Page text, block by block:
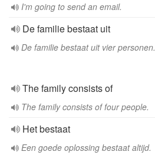
I'm going to send an email.
De familie bestaat uit
De familie bestaat uit vier personen.
The family consists of
The family consists of four people.
Het bestaat
Een goede oplossing bestaat altijd.